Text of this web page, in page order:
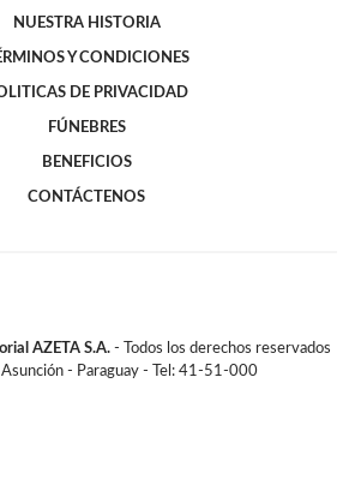
NUESTRA HISTORIA
Y CONDICIONES
DE PRIVACIDAD
FÚNEBRES
BENEFICIOS
CONTÁCTENOS
AZETA S.A. - Todos los derechos reservados
- Paraguay - Tel: 41-51-000